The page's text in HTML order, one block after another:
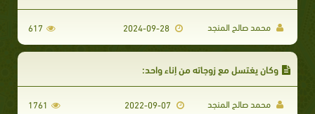
محمد صالح المنجد 2024-09-28
617
وكان يغتسل مع زوجاته من إناء واحد:
محمد صالح المنجد 1761